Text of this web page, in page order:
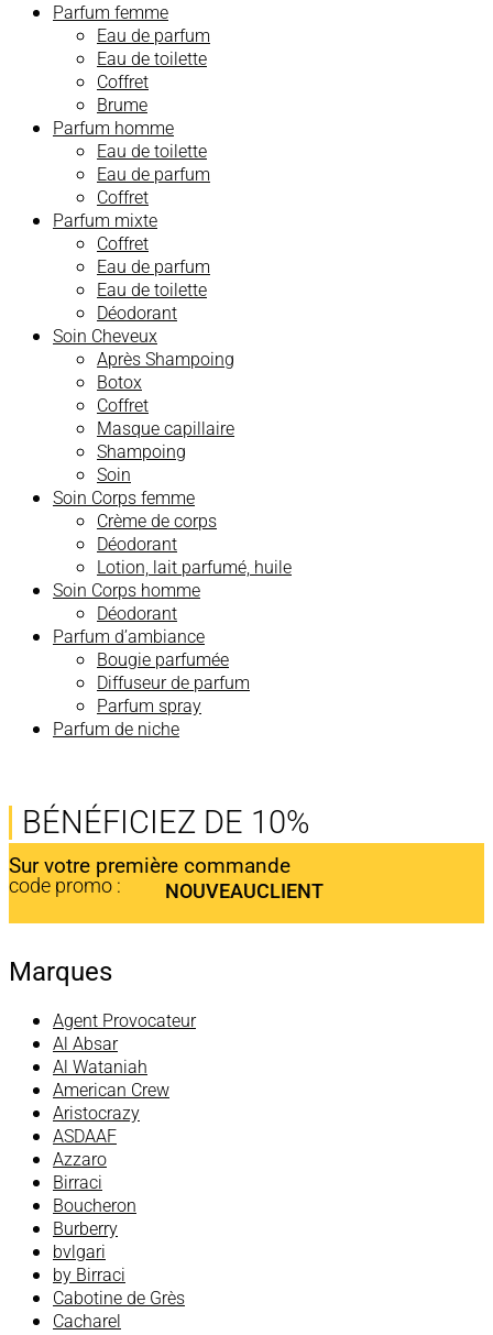
Parfum femme
Eau de parfum
Eau de toilette
Coffret
Brume
Parfum homme
Eau de toilette
Eau de parfum
Coffret
Parfum mixte
Coffret
Eau de parfum
Eau de toilette
Déodorant
Soin Cheveux
Après Shampoing
Botox
Coffret
Masque capillaire
Shampoing
Soin
Soin Corps femme
Crème de corps
Déodorant
Lotion, lait parfumé, huile
Soin Corps homme
Déodorant
Parfum d’ambiance
Bougie parfumée
Diffuseur de parfum
Parfum spray
Parfum de niche
BÉNÉFICIEZ DE 10%
Sur votre première commande
code promo : NOUVEAUCLIENT
Marques
Agent Provocateur
Al Absar
Al Wataniah
American Crew
Aristocrazy
ASDAAF
Azzaro
Birraci
Boucheron
Burberry
bvlgari
by Birraci
Cabotine de Grès
Cacharel